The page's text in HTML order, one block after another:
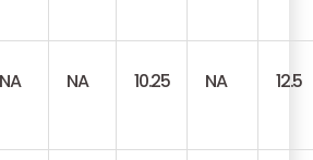
NA NA 10.25 NA 12.5